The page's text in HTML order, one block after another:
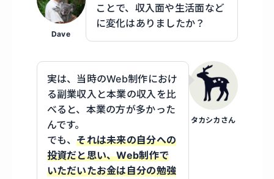
Dave
ことで、収入面や生活面など
に変化はありましたか？
タカシカさん
実は、当時のWeb制作におけ
る副業収入と本業の収入を比
べると、本業の方が多かった
んです。
でも、それは未来の自分への
投資だと思い、Web制作で
いただいたお金は自分の勉強